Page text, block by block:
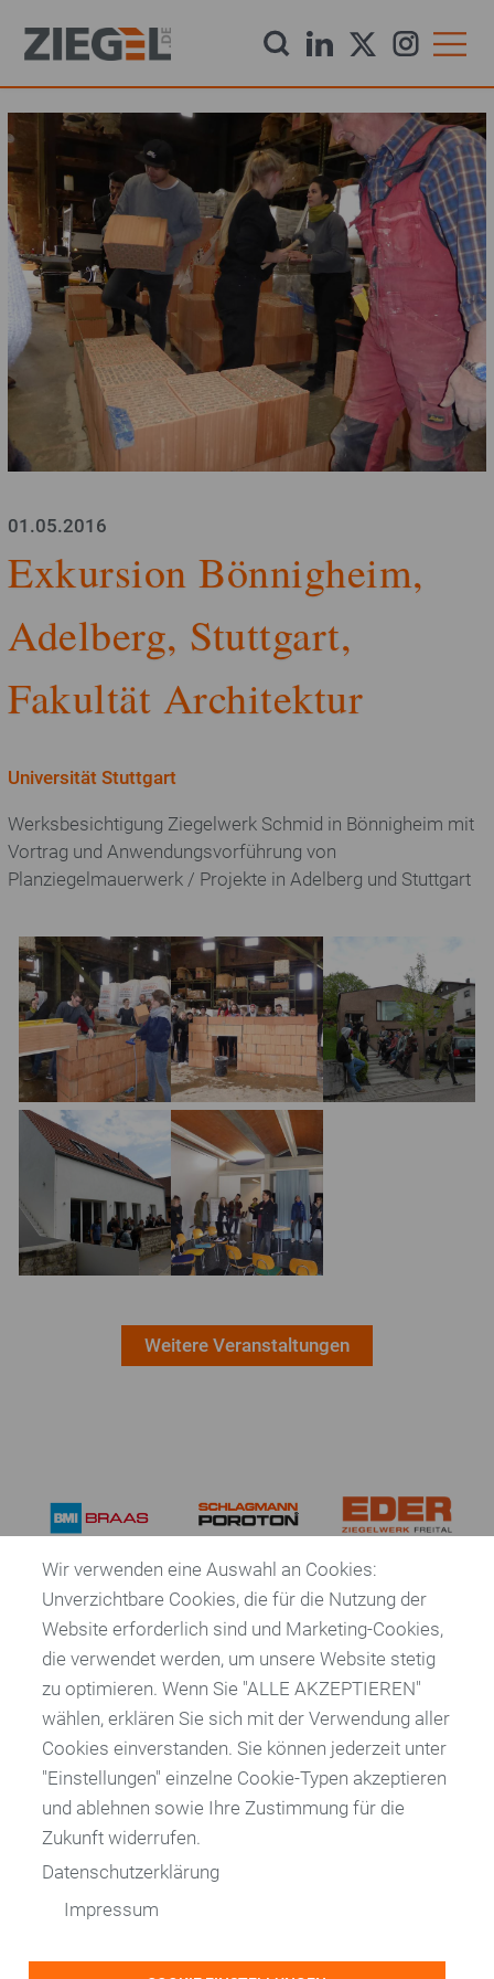
zum
Startseite
Aktuelles
Downloads
Newsletter
Produkte
Dachziegel
Hintermauerziegel
Vormauerziegel
Pflasterklinker
Ziegelherstellung
Themen
Bauen / Wohnen
Nachhaltigkeit
Energie / Klima
Verband
Mitglieder
Vorstand
Ausschüsse
Für Lehrende
Für Studierende
Publikationen
Ziegelarchitektur
Initiativen
Recycling-Karte
Bauen mit Ziegel
Bauen mit Backstein
Wir verwenden eine Auswahl an Cookies:
Unverzichtbare Cookies, die für die Nutzung der
Website erforderlich sind und Marketing-Cookies,
die verwendet werden, um unsere Website stetig
zu optimieren. Wenn Sie "ALLE AKZEPTIEREN"
wählen, erklären Sie sich mit der Verwendung aller
Cookies einverstanden. Sie können jederzeit unter
"Einstellungen" einzelne Cookie-Typen akzeptieren
und ablehnen sowie Ihre Zustimmung für die
Zukunft widerrufen.
Datenschutzerklärung
Impressum
01.05.2016
Exkursion Bönnigheim,
Adelberg, Stuttgart,
Fakultät Architektur
Universität Stuttgart
Werksbesichtigung Ziegelwerk Schmid in Bönnigheim mit
Vortrag und Anwendungsvorführung von
Planziegelmauerwerk / Projekte in Adelberg und Stuttgart
Weitere Veranstaltungen
Bundesverband der
Reinhardtstraße 12 - 16
10117 Berlin
Tel.: +49 30 5200 999-0
Fax: +49 30 5200 999-28
E-Mail: info@ziegel.de